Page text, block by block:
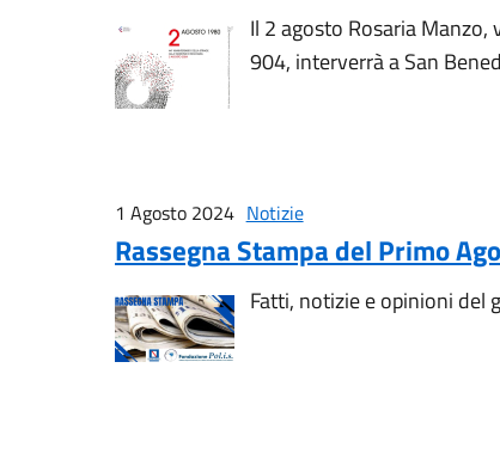
Il 2 agosto Rosaria
904, interverrà a San
1 Agosto 2024 Notizie
Rassegna Stampa del Primo
Fatti, notizie e opinioni del